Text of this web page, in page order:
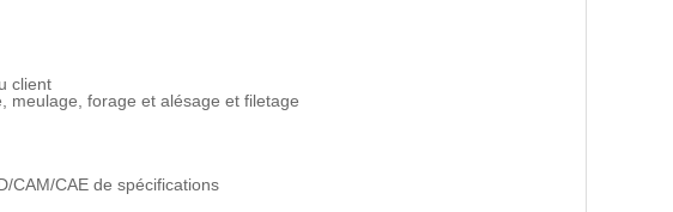
client
meulage, forage et alésage et filetage
CAM/CAE de spécifications